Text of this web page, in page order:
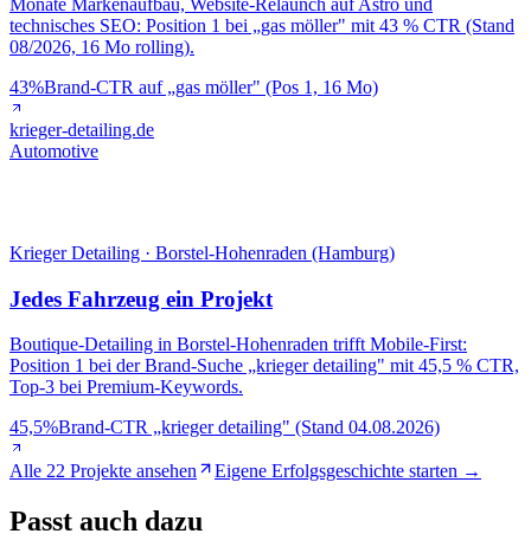
Monate Markenaufbau, Website-Relaunch auf Astro und
technisches SEO: Position 1 bei „gas möller" mit 43 % CTR (Stand
08/2026, 16 Mo rolling).
43%Brand-CTR auf „gas möller" (Pos 1, 16 Mo)
krieger-detailing.de
Automotive
Krieger Detailing · Borstel-Hohenraden (Hamburg)
Jedes Fahrzeug ein Projekt
Boutique-Detailing in Borstel-Hohenraden trifft Mobile-First:
Position 1 bei der Brand-Suche „krieger detailing" mit 45,5 % CTR,
Top-3 bei Premium-Keywords.
45,5%Brand-CTR „krieger detailing" (Stand 04.08.2026)
Alle 22 Projekte ansehen Eigene Erfolgsgeschichte starten →
Passt auch dazu